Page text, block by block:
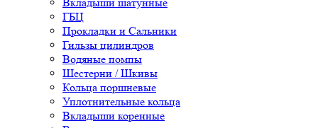
ГБЦ
Прокладки и Сальники
Гильзы цилиндров
Водяные помпы
Шестерни / Шкивы
Кольца поршневые
Уплотнительные кольца
Вкладыши коренные